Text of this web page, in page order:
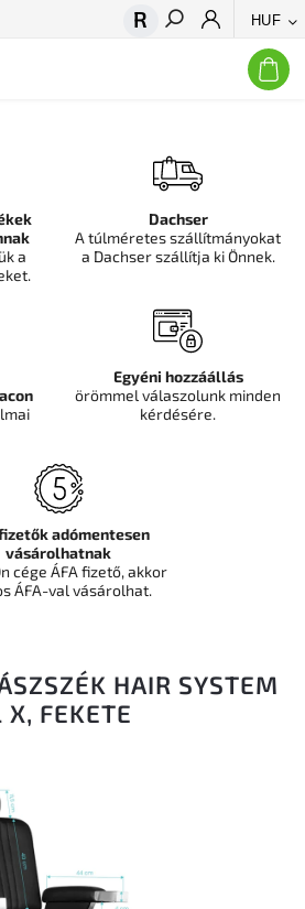
HUF
Keresés
HAIR SYSTEM
X, FEKETE
a
Dachser
A túlméretes szállítmányokat
a Dachser szállítja ki Önnek.
Egyéni hozzáállás
örömmel válaszolunk minden
kérdésére.
adómentesen
vásárolhatnak
cége ÁFA fizető, akkor
ÁFA-val vásárolhat.